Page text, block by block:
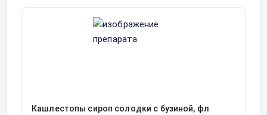
Кашлестопы сироп солодки с бузиной, фл